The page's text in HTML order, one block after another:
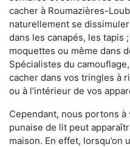
cacher à Roumazières-
naturellement se
dans les canapés, les tapis
moquettes ou même dans
Spécialistes du
cacher dans vos tringles à
ou à l’intérieur de vos
Cependant, nous portons
punaise de lit peut
maison. En effet,